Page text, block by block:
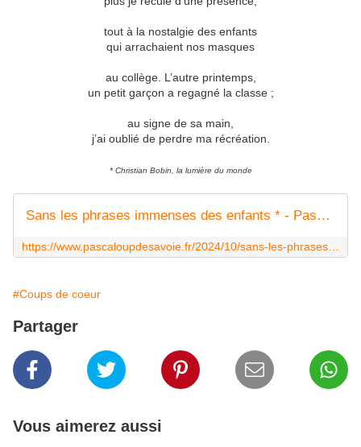
tout à la nostalgie des enfants
qui arrachaient nos masques
au collège. L’autre printemps,
un petit garçon a regagné la classe ;
au signe de sa main,
j’ai oublié de perdre ma récréation.
* Christian Bobin, la lumière du monde
Sans les phrases immenses des enfants * - Pascaloup de Savoie
#Coups de coeur
Partager
Vous aimerez aussi